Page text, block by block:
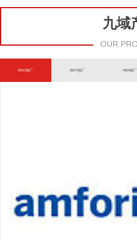
九域
OUR
BSCI验厂 BEPI验厂 RBA验厂